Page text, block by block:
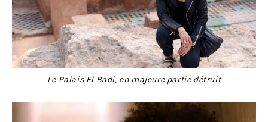
Le Palais El Badi, en majeure partie détruit